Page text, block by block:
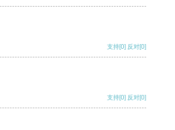
支持[0] 反对[0]
支持[0] 反对[0]